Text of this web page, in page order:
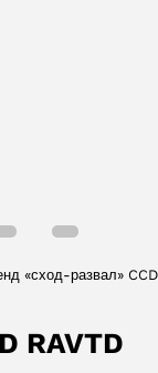
«сход-развал» CCD
RAVTD
ПРИНЯТЬ